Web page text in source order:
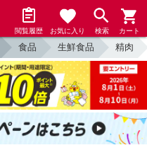
閲覧履歴 お気に入り 検索 カート
食品 生鮮食品 精肉